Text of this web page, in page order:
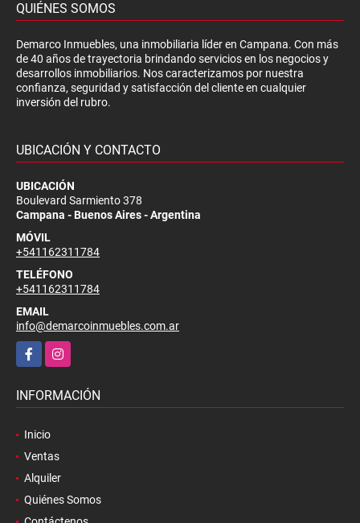
QUIÉNES SOMOS
Demarco Inmuebles, una inmobiliaria líder en Campana. Con más
de 40 años de trayectoria brindando servicios en los negocios y
desarrollos inmobiliarios. Nos caracterizamos por nuestra
confianza, seguridad y satisfacción del cliente en cualquier
inversión del rubro.
UBICACIÓN Y CONTACTO
UBICACIÓN
Boulevard Sarmiento 378
Campana - Buenos Aires - Argentina
MÓVIL
+541162311784
TELÉFONO
+541162311784
EMAIL
info@demarcoinmuebles.com.ar
FacebookInstagram
INFORMACIÓN
Inicio
Ventas
Alquiler
Quiénes Somos